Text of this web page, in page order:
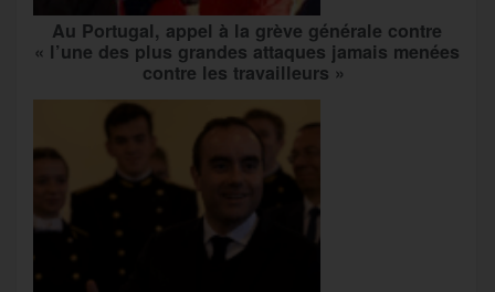
Au Portugal, appel à la grève générale contre
« l’une des plus grandes attaques jamais menées
contre les travailleurs »